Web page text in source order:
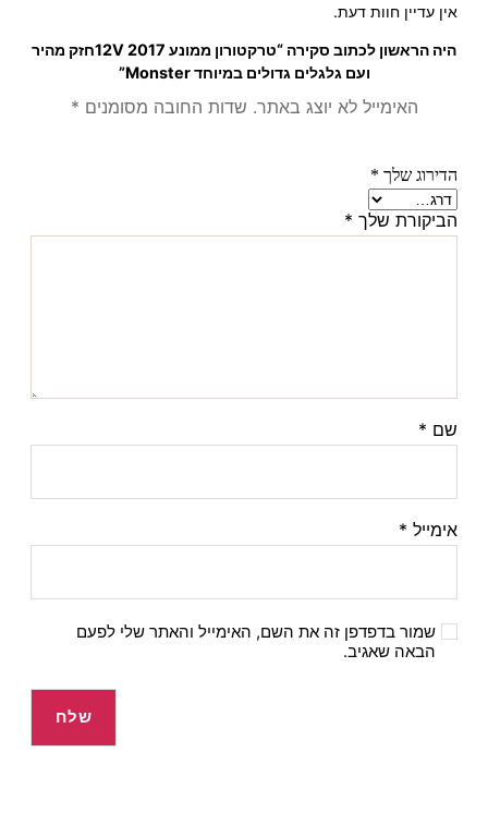
אין עדיין חוות דעת.
היה הראשון לכתוב סקירה “טרקטורון ממונע 12V 2017חזק מהיר
ועם גלגלים גדולים במיוחד Monster”
האימייל לא יוצג באתר. שדות החובה מסומנים *
הדירוג שלך *
הביקורת שלך *
שם *
אימייל *
שמור בדפדפן זה את השם, האימייל והאתר שלי לפעם
הבאה שאגיב.